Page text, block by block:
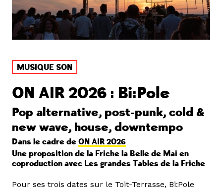
MUSIQUE SON
ON AIR 2026 : Bi:Pole
Pop alternative, post-punk, cold &
new wave, house, downtempo
Dans le cadre de ON AIR 2026
Une proposition de la Friche la Belle de Mai en
coproduction avec Les grandes Tables de la Friche
Pour ses trois dates sur le Toit-Terrasse, Bi:Pole